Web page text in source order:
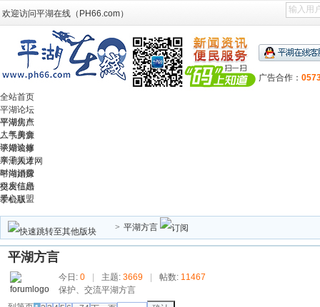
欢迎访问平湖在线（PH66.com）
广告合作：
全站首页
平湖论坛
平湖房产
二手房源
平湖装修
平湖人才网
平湖婚嫁
交友征婚
手机版
平湖焦点
人气美食
谈婚论嫁
亲子频道
时尚消费
租房信息
爱心联盟
> 平湖方言
平湖方言
今日: 0 | 主题: 3669 | 帖数: 11467
保护、交流平湖方言